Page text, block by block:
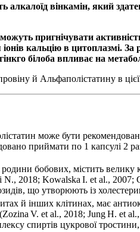
алкалоїд вінкамін, який
пригнічувати
кальцію в цитоплазмі.
білоба впливає на
й Альфаполістатину в
може бути
приймати по 1 капсулі 2
бобових, містить велику
2018; Kowalska I. et al., 2007;
що утворюють із
й інших клітинах, має
(Zozina V. et al., 2018; Jung H.
спиртів цукрової